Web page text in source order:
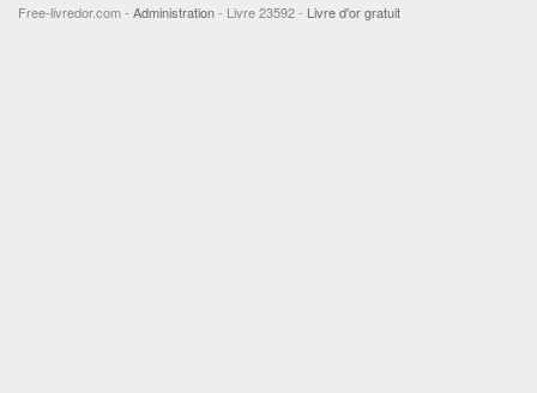
Free-livredor.com - Administration- Livre 23592 - Livre d'or gratuit